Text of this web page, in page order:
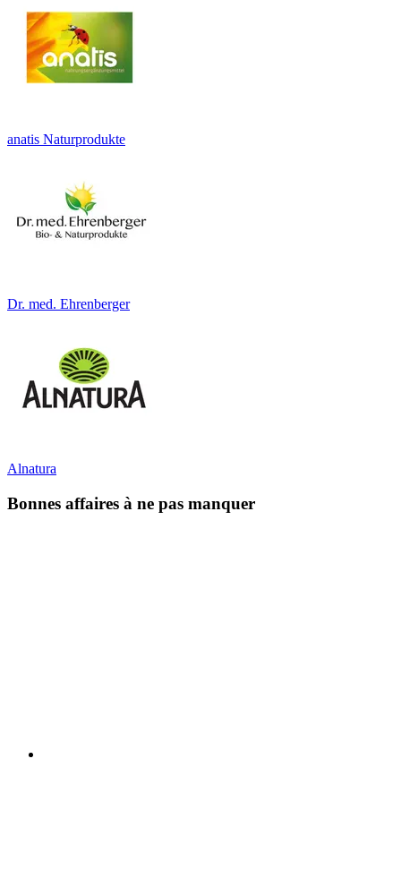
anatis Naturprodukte
Dr. med. Ehrenberger
Alnatura
Bonnes affaires à ne pas manquer